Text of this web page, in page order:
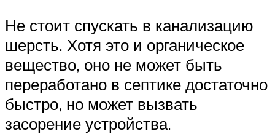
Не стоит спускать в канализацию
шерсть. Хотя это и органическое
вещество, оно не может быть
переработано в септике достаточно
быстро, но может вызвать
засорение устройства.